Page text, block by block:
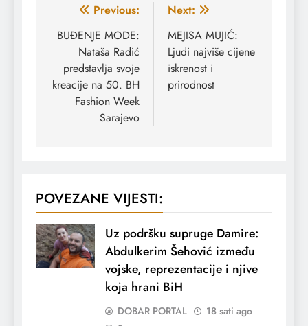
Navigacija
članaka
Previous:
BUĐENJE MODE:
Nataša Radić
predstavlja svoje
kreacije na 50. BH
Fashion Week
Sarajevo
Next:
MEJISA MUJIĆ:
Ljudi najviše cijene
iskrenost i
prirodnost
POVEZANE VIJESTI:
Uz podršku supruge Damire:
Abdulkerim Šehović između
vojske, reprezentacije i njive
koja hrani BiH
DOBAR PORTAL 18 sati ago